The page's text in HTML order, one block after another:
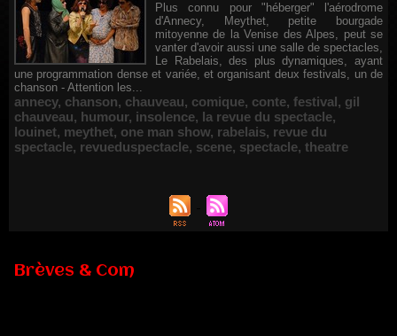
Plus connu pour "héberger" l'aérodrome
d'Annecy, Meythet, petite bourgade
mitoyenne de la Venise des Alpes, peut se
vanter d'avoir aussi une salle de spectacles,
Le Rabelais, des plus dynamiques, ayant
une programmation dense et variée, et organisant deux festivals, un de
chanson - Attention les...
annecy, chanson, chauveau, comique, conte, festival, gil
chauveau, humour, insolence, la revue du spectacle,
louinet, meythet, one man show, rabelais, revue du
spectacle, revueduspectacle, scene, spectacle, theatre
Brèves & Com